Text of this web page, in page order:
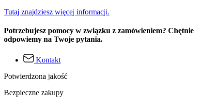
Tutaj znajdziesz więcej informacji.
Potrzebujesz pomocy w związku z zamówieniem? Chętnie
odpowiemy na Twoje pytania.
Kontakt
Potwierdzona jakość
Bezpieczne zakupy